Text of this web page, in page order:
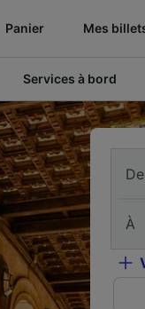
Panier Mes
Services à bord
De
À